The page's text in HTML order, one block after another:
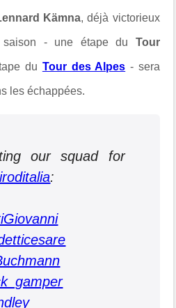
Kämna, déjà victorieux
- une étape du Tour
du Tour des Alpes - sera
les échappées.
our squad for
: